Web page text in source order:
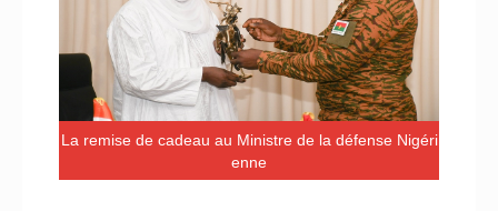
La remise de cadeau au Ministre de la défense Nigéri
enne